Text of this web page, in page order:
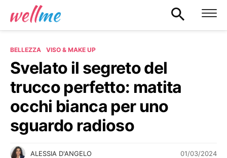
BELLEZZA VISO & MAKE UP
Svelato il segreto del
trucco perfetto: matita
occhi bianca per uno
sguardo radioso
ALESSIA D'ANGELO 01/03/2024